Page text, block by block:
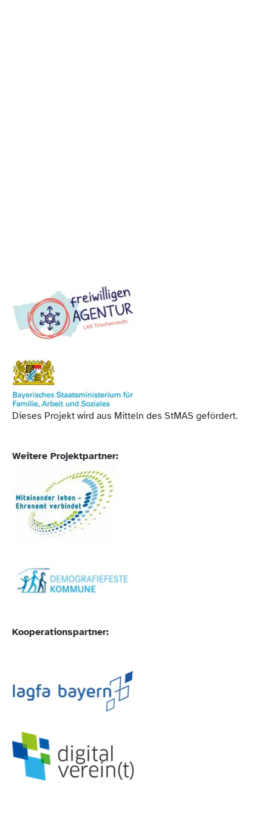
Dieses Projekt wird aus Mitteln des StMAS gefördert.
Weitere Projektpartner:
Kooperationspartner: